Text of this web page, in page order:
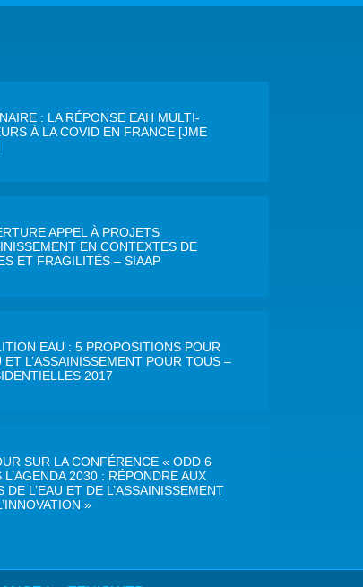
: LA RÉPONSE EAH MULTI-
À LA COVID EN FRANCE [JME
APPEL À PROJETS
EN CONTEXTES DE
ET FRAGILITÉS – SIAAP
EAU : 5 PROPOSITIONS POUR
ET L’ASSAINISSEMENT POUR TOUS –
2017
SUR LA CONFÉRENCE « ODD 6
L’AGENDA 2030 : RÉPONDRE AUX
DE L’EAU ET DE L’ASSAINISSEMENT
»